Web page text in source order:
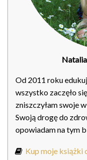
Od 2011 roku
wszystko zaczęło
zniszczyłam swoje
Swoją drogę do
opowiadam na tym
Kup moje książki